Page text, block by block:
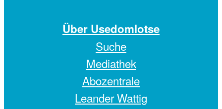
Über Usedomlotse
Suche
Mediathek
Abozentrale
Leander Wattig